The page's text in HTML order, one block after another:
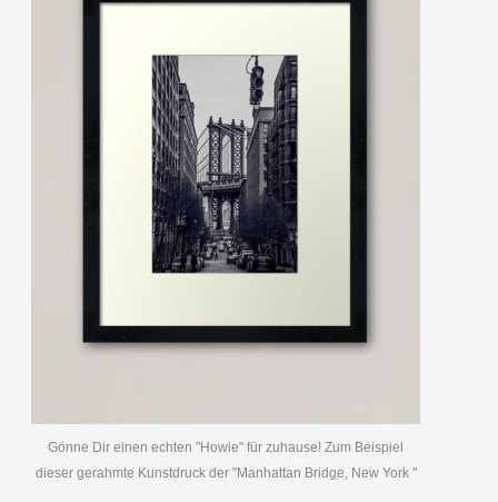
Gönne Dir einen echten "Howie" für zuhause! Zum Beispiel
dieser gerahmte Kunstdruck der "Manhattan Bridge, New York "